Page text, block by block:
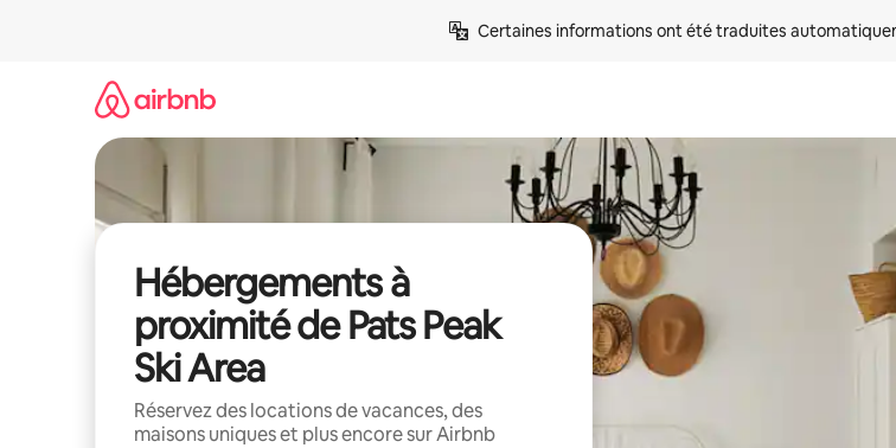
Certaines informations ont été traduites
Hébergements à
proximité de Pats Peak
Ski Area
Réservez des locations de vacances, des
maisons uniques et plus encore sur Airbnb